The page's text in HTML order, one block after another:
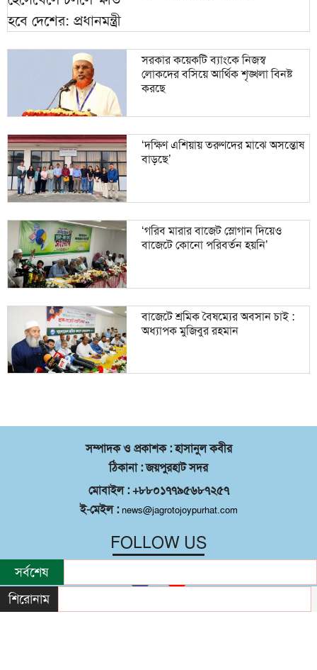
সরকার কয়েকটি ব্যাংকে নিজস্ব
লোকদের বসিয়ে আর্থিক শৃঙ্খলা বিনষ্ট
করছে
‘দক্ষিণ এশিয়ায় তরুণদের মাঝে অসন্তোষ
বাড়ছে’
‘গরিব মারার বাজেট স্লোগান দিয়েও
বাজেটে কোনো পরিবর্তন হয়নি’
বাজেটে শ্রমিক বৈষম্যের অবসান চাই :
অধ্যাপক মুজিবুর রহমান
সম্পাদক ও প্রকাশক : হাসানুল কবীর
ঠিকানা : জয়পুরহাট সদর
মোবাইল : +৮৮০১৭৭৯৫৬৮৭২৫৭
ই-মেইল : news@jagrotojoypurhat.com
FOLLOW US
©২০২৬ |জয়পুরহাট সদরকর্তৃক সর্বস্বত্ব®সংরক্ষিত
সর্বশেষ
শিরোনাম